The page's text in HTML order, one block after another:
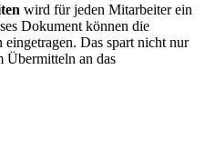
wird für jeden Mitarbeiter ein
Dokument können die
Das spart nicht nur
Übermitteln an das